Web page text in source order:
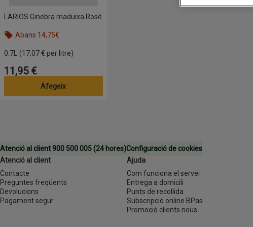
LARIOS Ginebra maduixa Rosé
Abans 14,75€
0.7L (17,07 € per litre)
Preu
11,95 €
Afegeix
Atenció al client 900 500 005 (24 hores)Configuració de cookies
Atenció al client
Contacte
Preguntes freqüents
Devolucions
Pagament segur
Ajuda
Com funciona el servei
Entrega a domicili
Punts de recollida
Subscripció online BPas
Promoció clients nous